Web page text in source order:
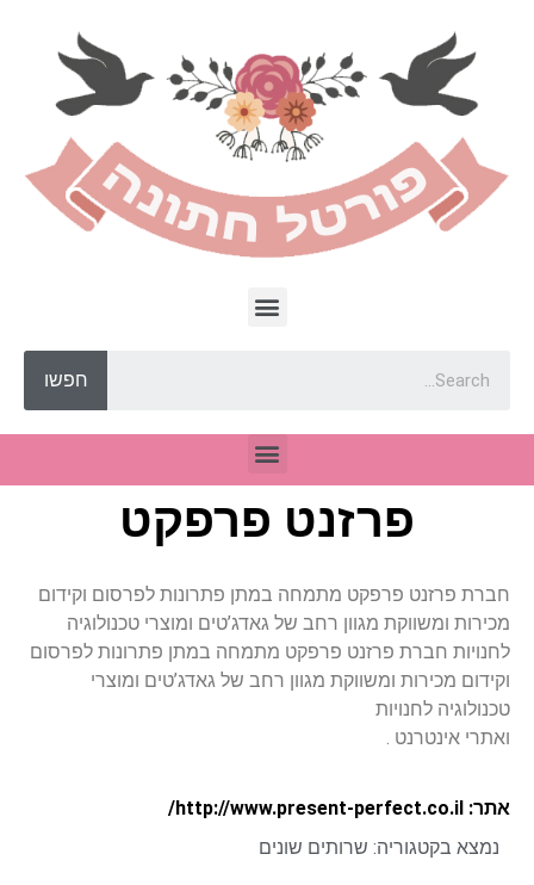
חפשו
פרזנט פרפקט
חברת פרזנט פרפקט מתמחה במתן פתרונות לפרסום וקידום
מכירות ומשווקת מגוון רחב של גאדג’טים ומוצרי טכנולוגיה
לחנויות חברת פרזנט פרפקט מתמחה במתן פתרונות לפרסום
וקידום מכירות ומשווקת מגוון רחב של גאדג’טים ומוצרי
טכנולוגיה לחנויות
ואתרי אינטרנט .
אתר: http://www.present-perfect.co.il/
נמצא בקטגוריה: שרותים שונים